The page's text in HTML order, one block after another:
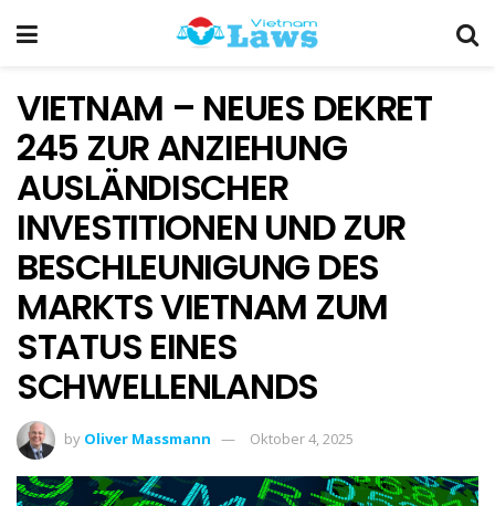
VIETNAM – NEUES DEKRET
245 ZUR ANZIEHUNG
AUSLÄNDISCHER
INVESTITIONEN UND ZUR
BESCHLEUNIGUNG DES
MARKTS VIETNAM ZUM
STATUS EINES
SCHWELLENLANDS
by Oliver Massmann Oktober 4, 2025